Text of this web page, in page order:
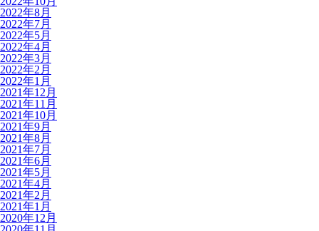
2022年8月
2022年7月
2022年5月
2022年4月
2022年3月
2022年2月
2022年1月
2021年12月
2021年11月
2021年10月
2021年9月
2021年8月
2021年7月
2021年6月
2021年5月
2021年4月
2021年2月
2021年1月
2020年12月